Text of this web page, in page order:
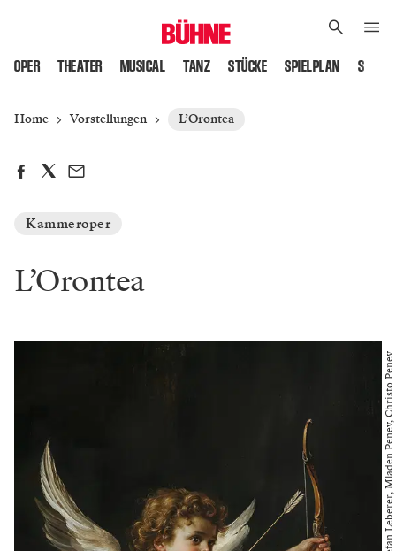
OPER THEATER MUSICAL TANZ STÜCKE SPIELPLAN
Home Vorstellungen L’Orontea
Kammeroper
L’Orontea